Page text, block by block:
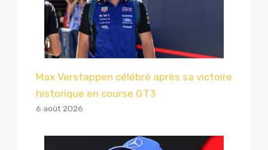
Max Verstappen célébré après sa victoire
historique en course GT3
6 août 2026